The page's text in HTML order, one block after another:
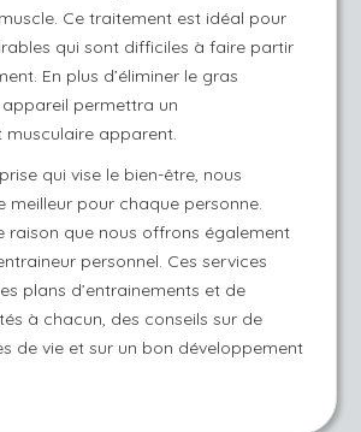
Ce traitement est idéal pour
qui sont difficiles à faire partir
En plus d’éliminer le gras
permettra un
musculaire apparent.
qui vise le bien-être, nous
meilleur pour chaque personne.
raison que nous offrons également
personnel. Ces services
plans d’entrainements et de
à chacun, des conseils sur de
de vie et sur un bon développement